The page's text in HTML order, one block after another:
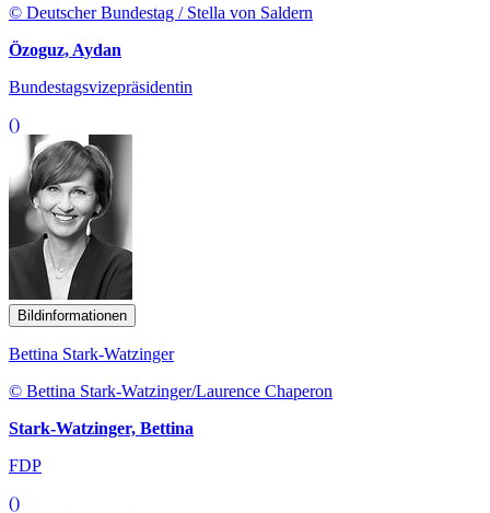
© Deutscher Bundestag / Stella von Saldern
Özoguz, Aydan
Bundestagsvizepräsidentin
()
Bildinformationen
Bettina Stark-Watzinger
© Bettina Stark-Watzinger/Laurence Chaperon
Stark-Watzinger, Bettina
FDP
()